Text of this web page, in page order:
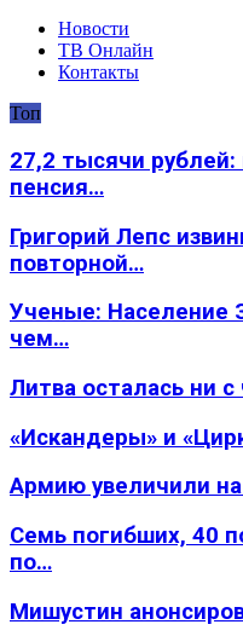
Новости
ТВ Онлайн
Контакты
Топ
27,2 тысячи
пенсия…
Григорий Лепс
повторной…
Ученые: Население
чем…
Литва осталась ни
«Искандеры» и
Армию увеличили
Семь погибших, 40
по…
Мишустин